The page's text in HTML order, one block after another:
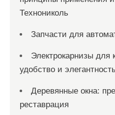
Технониколь
Запчасти для
Электрокарнизы для
удобство и
Деревянные окна:
реставрация